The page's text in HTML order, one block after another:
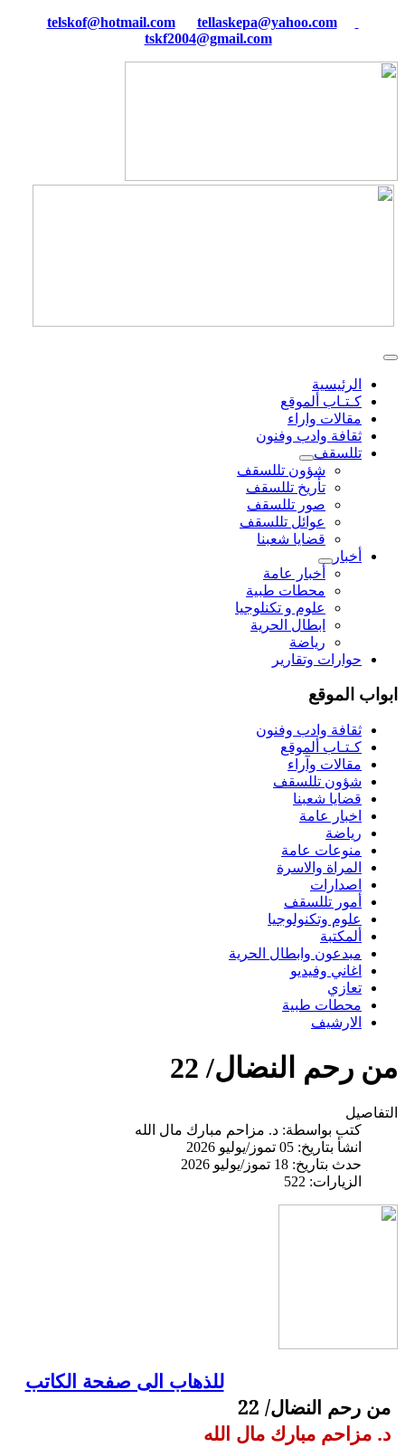
tellaskepa@yahoo.com
tskf2004@gmail.com
الرئيسية
كـتـاب ألموقع
مقالات واراء
ثقافة وادب وفنون
تللسقف
شؤون تللسقف
تأريخ تللسقف
صور تللسقف
عوائل تللسقف
قضايا شعبنا
أخبار
أخبار عامة
محطات طبية
علوم و تکنلوجیا
ابطال الحرية
رياضة
حوارات وتقارير
ابواب الموقع
ثقافة وادب وفنون
كـتـاب ألموقع
مقالات وآراء
شؤون تللسقف
قضايا شعبنا
اخبار عامة
رياضة
منوعات عامة
المراة والاسرة
اصدارات
أمور تللسقف
علوم وتكنولوجيا
ألمكتبة
مبدعون وابطال الحرية
اغاني وفيديو
تعازي
محطات طبية
الارشيف
من رحم النضال/ 22
التفاصيل
كتب بواسطة: د. مزاحم مبارك مال الله
انشأ بتاريخ: 05 تموز/يوليو 2026
حدث بتاريخ: 18 تموز/يوليو 2026
الزيارات: 522
للذهاب الى صفحة الكاتب
من رحم النضال/ 22
د. مزاحم مبارك مال الله